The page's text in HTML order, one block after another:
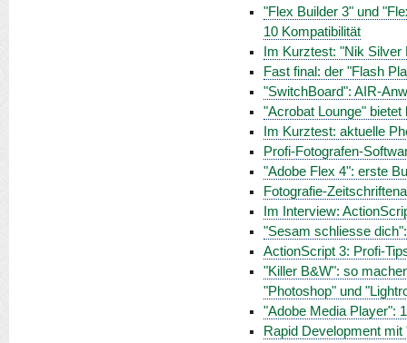
"Flex Builder 3" und
10 Kompatibilität
Im Kurztest: "Nik Silver
Fast final: der "Flash
"SwitchBoard": AIR-
"Acrobat Lounge"
Im Kurztest: aktuelle
Profi-Fotografen-
"Adobe Flex 4": erste
Fotografie-
Im Interview:
"Sesam schliesse
ActionScript 3: Profi-
"Killer B&W": so
"Photoshop" und
"Adobe Media Player":
Rapid Development